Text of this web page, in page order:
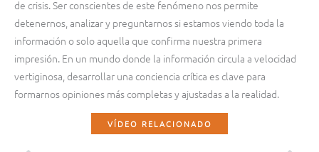
de crisis. Ser conscientes de este fenómeno nos permite
detenernos, analizar y preguntarnos si estamos viendo toda la
información o solo aquella que confirma nuestra primera
impresión. En un mundo donde la información circula a velocidad
vertiginosa, desarrollar una conciencia crítica es clave para
formarnos opiniones más completas y ajustadas a la realidad.
VÍDEO RELACIONADO